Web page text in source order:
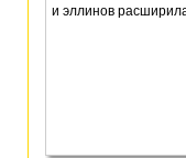
и эллинов